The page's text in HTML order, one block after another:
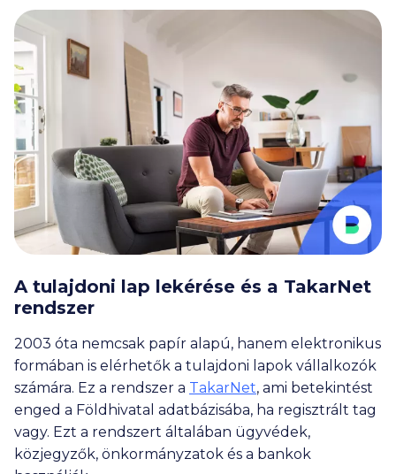
A tulajdoni lap lekérése és a TakarNet
rendszer
2003 óta nemcsak papír alapú, hanem elektronikus
formában is elérhetők a tulajdoni lapok vállalkozók
számára. Ez a rendszer a TakarNet, ami betekintést
enged a Földhivatal adatbázisába, ha regisztrált tag
vagy. Ezt a rendszert általában ügyvédek,
közjegyzők, önkormányzatok és a bankok